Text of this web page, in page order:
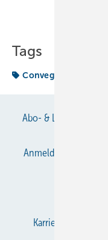
Tags
Convegno
Abo- & Leserservice
Anmelden
Karriere bei Gentner